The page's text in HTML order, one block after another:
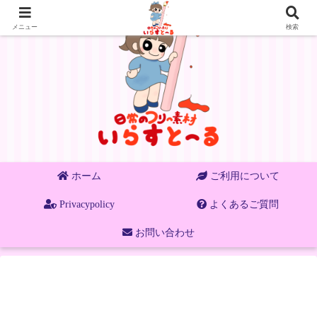
ホーム ご利用について
Privacypolicy よくあるご質問
お問い合わせ
メニュー 検索